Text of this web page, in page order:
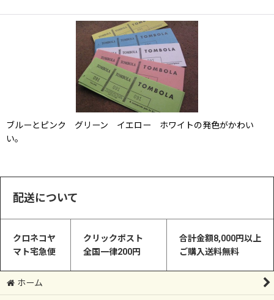
ブルーとピンク グリーン イエロー ホワイトの発色がかわい
い。
配送について
クロネコヤ
マト宅急便
クリックポスト
全国一律200円
合計金額8,000円以上
ご購入送料無料
ホーム